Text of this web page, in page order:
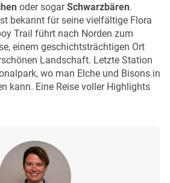
oder sogarSchwarzbären.
bekannt für seine vielfältige Flora
Trail führt nach Norden zum
einem geschichtsträchtigen Ort
Landschaft. Letzte Station
wo man Elche und Bisons in
kann. Eine Reise voller Highlights